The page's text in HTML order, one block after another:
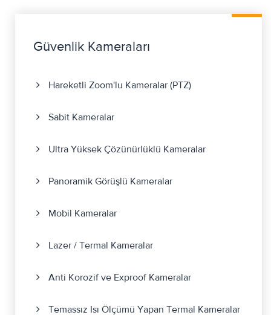
Güvenlik Kameraları
Hareketli Zoom'lu Kameralar (PTZ)
Sabit Kameralar
Ultra Yüksek Çözünürlüklü Kameralar
Panoramik Görüşlü Kameralar
Mobil Kameralar
Lazer / Termal Kameralar
Anti Korozif ve Exproof Kameralar
Temassız Isı Ölçümü Yapan Termal Kameralar